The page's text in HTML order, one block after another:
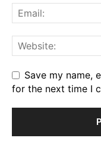
Save my name,
for the next time I